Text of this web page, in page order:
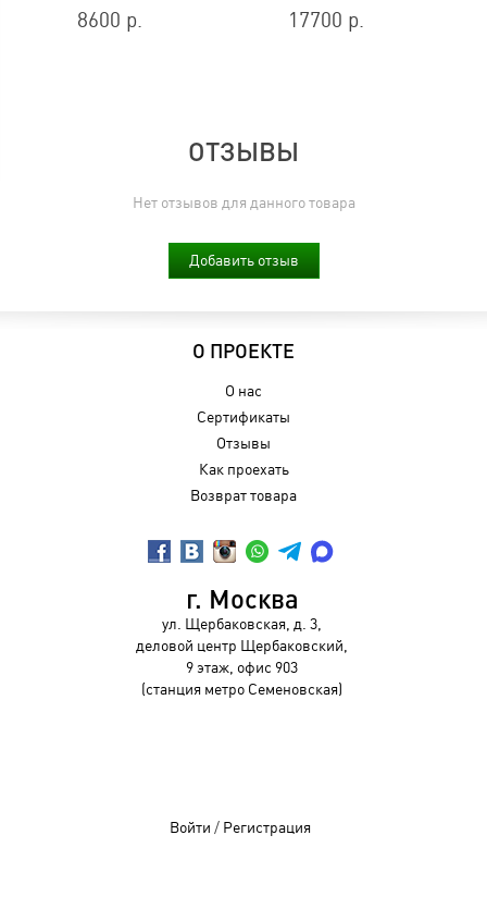
8600 р. 17700 р.
ОТЗЫВЫ
Нет отзывов для данного товара
Добавить отзыв
О ПРОЕКТЕ
О нас
Сертификаты
Отзывы
Как проехать
Возврат товара
г. Москва
ул. Щербаковская, д. 3,
деловой центр Щербаковский,
9 этаж, офис 903
(станция метро Семеновская)
Войти / Регистрация